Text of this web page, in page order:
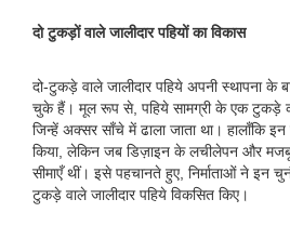
दो टुकड़ों वाले जालीदार पहियों का विकास
दो-टुकड़े वाले जालीदार पहिये अपनी स्थापना
चुके हैं। मूल रूप से, पहिये सामग्री के एक टुकड़े
जिन्हें अक्सर साँचे में ढाला जाता था। हालाँकि इन
किया, लेकिन जब डिज़ाइन के लचीलेपन और
सीमाएँ थीं। इसे पहचानते हुए, निर्माताओं ने इन
टुकड़े वाले जालीदार पहिये विकसित किए।